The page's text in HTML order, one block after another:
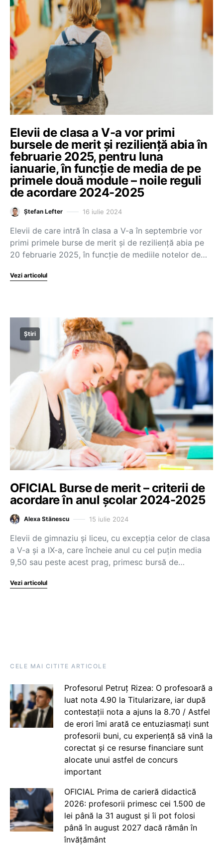
Elevii de clasa a V-a vor primi
bursele de merit și reziliență abia în
februarie 2025, pentru luna
ianuarie, în funcție de media de pe
primele două module – noile reguli
de acordare 2024-2025
Ștefan Lefter 16 iulie 2024
Elevii de care intră în clasa a V-a în septembrie vor
primi primele burse de merit și de reziliență abia pe
20 februarie 2025, în funcție de mediile notelor de…
Vezi articolul
Știri
OFICIAL Burse de merit – criterii de
acordare în anul școlar 2024-2025
Alexa Stănescu 15 iulie 2024
Elevii de gimnaziu și liceu, cu excepția celor de clasa
a V-a și a IX-a, care încheie anul cu cel puțin media
9,50 sau peste acest prag, primesc bursă de…
Vezi articolul
CELE MAI CITITE ARTICOLE
Profesorul Petruț Rizea: O profesoară a
luat nota 4.90 la Titularizare, iar după
contestații nota a ajuns la 8.70 / Astfel
de erori îmi arată ce entuziasmați sunt
profesorii buni, cu experiență să vină la
corectat și ce resurse financiare sunt
alocate unui astfel de concurs
important
OFICIAL Prima de carieră didactică
2026: profesorii primesc cei 1.500 de
lei până la 31 august și îi pot folosi
până în august 2027 dacă rămân în
învățământ